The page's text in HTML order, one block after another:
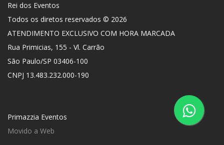
Rei dos Eventos
Todos os diretos reservados © 2026
ATENDIMENTO EXCLUSIVO COM HORA MARCADA
Rua Primicias, 155 - Vl. Carrão
São Paulo/SP 03406-100
CNPJ 13.483.232.000-190
Primazzia Eventos
Movido a Web